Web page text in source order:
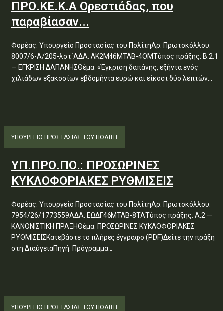
ΠΡΟ.ΚΕ.Κ.Α Ορεστιάδας, που
παραβίασαν...
Φορέας: Υπουργείο Προστασίας του ΠολίτηΑρ. Πρωτοκόλλου:
8007/6-Α/205-λστ΄ΑΔΑ: ΛΚ2Μ46ΜΤΛΒ-4ΟΜΤύπος πράξης: Β.2.1
— ΕΓΚΡΙΣΗ ΔΑΠΑΝΗΣΘέμα: «Έγκριση δαπάνης, εξήντα ενός
χιλιάδων εξακοσίων εβδομήντα ευρώ και είκοσι δύο λεπτών...
ΥΠΟΥΡΓΕΊΟ ΠΡΟΣΤΑΣΊΑΣ ΤΟΥ ΠΟΛΊΤΗ
ΥΠ.ΠΡΟ.ΠΟ.: ΠΡΟΣΩΡΙΝΕΣ
ΚΥΚΛΟΦΟΡΙΑΚΕΣ ΡΥΘΜΙΣΕΙΣ
Φορέας: Υπουργείο Προστασίας του ΠολίτηΑρ. Πρωτοκόλλου:
7954/26/1773559ΑΔΑ: ΕΩΔΓ46ΜΤΛΒ-8ΤΑΤύπος πράξης: Α.2 —
ΚΑΝΟΝΙΣΤΙΚΗ ΠΡΑΞΗΘέμα: ΠΡΟΣΩΡΙΝΕΣ ΚΥΚΛΟΦΟΡΙΑΚΕΣ
ΡΥΘΜΙΣΕΙΣΚατεβάστε το πλήρες έγγραφο (PDF)Δείτε την πράξη
στη ΔιαύγειαΠηγή: Πρόγραμμα...
ΥΠΟΥΡΓΕΊΟ ΠΡΟΣΤΑΣΊΑΣ ΤΟΥ ΠΟΛΊΤΗ